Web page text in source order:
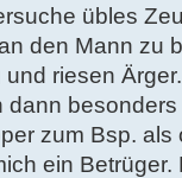
übles
den Mann zu
riesen
dann
zum Bsp.
ein